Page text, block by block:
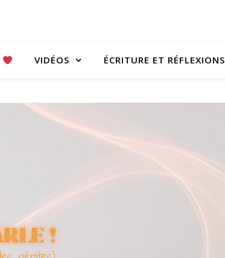
VIDÉOS ÉCRITURE ET RÉFLEXIONS